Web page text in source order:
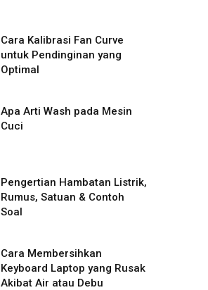
Cara Kalibrasi Fan Curve
untuk Pendinginan yang
Optimal
Apa Arti Wash pada Mesin
Cuci
Pengertian Hambatan Listrik,
Rumus, Satuan & Contoh
Soal
Cara Membersihkan
Keyboard Laptop yang Rusak
Akibat Air atau Debu